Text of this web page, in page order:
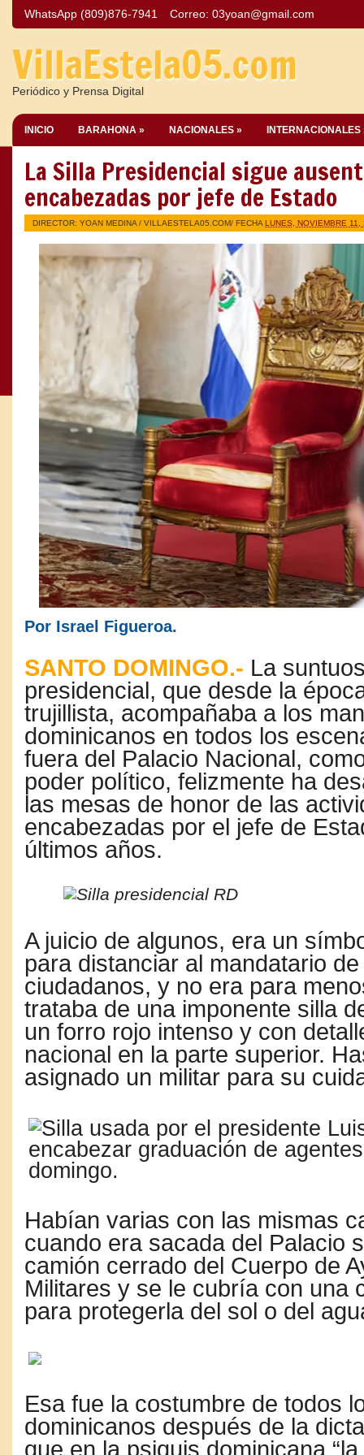
WhatsApp (809)876-7941 Correo: 03yoan@gmail.com
VillaEstela05.com
Periódico y Prensa Digital
INICIO BARAHONA » NACIONALES » INTERNACIONALES
La Silla Presidencial sigue
encabezadas por jefe de Estado
DIRECTOR: YOAN MEDINA / VILLAESTELA05.COM/ FECHA LUNES, NOVIEMBRE 11,
Por Israel Figueroa.
SANTO DOMINGO.- La
presidencial, que desde la
trujillista, acompañaba a los
dominicanos en todos los
fuera del Palacio Nacional,
poder político, felizmente ha
las mesas de honor de las
encabezadas por el jefe de
últimos años.
A juicio de algunos, era un
para distanciar al mandatario
ciudadanos, y no era para
trataba de una imponente silla
un forro rojo intenso y con
nacional en la parte superior.
asignado un militar para su
Habían varias con las mismas
cuando era sacada del Palacio
camión cerrado del Cuerpo de
Militares y se le cubría con una
para protegerla del sol o del
Esa fue la costumbre de todos
dominicanos después de la
que en la psiquis dominicana